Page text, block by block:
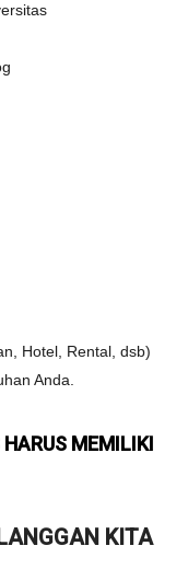
Hotel, Rental, dsb)
Anda.
MEMILIKI
KITA